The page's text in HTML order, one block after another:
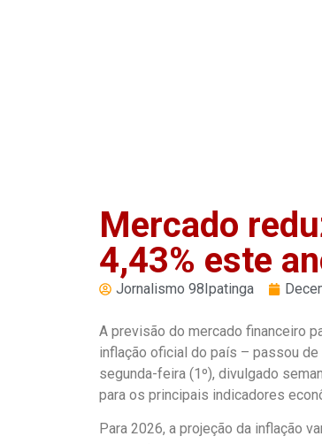
Mercado
4,43% este
Jornalismo 98Ipatinga
A previsão do mercado financeiro
inflação oficial do país – passou
segunda-feira (1º), divulgado
para os principais indicadores
Para 2026, a projeção da inflação